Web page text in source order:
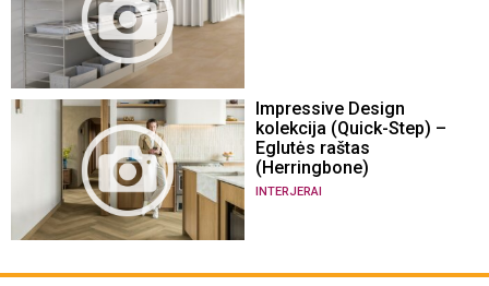
Impressive Design
kolekcija (Quick-Step) –
Eglutės raštas
(Herringbone)
INTERJERAI